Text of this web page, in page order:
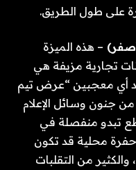
على طول الطريق.
– هذه الميزة
تجارية مزيفة هي
أي معجبين “عرض تيم
من جنون وسائل الإعلام
تبدو منفصلة في
حفرة محلية قد تكون
من التقلبات